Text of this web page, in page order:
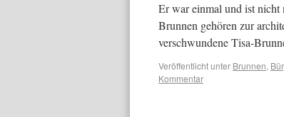
Er war einmal und ist
Brunnen gehören zur
verschwundene Tisa-
Veröffentlicht unter Brunnen,
Kommentar